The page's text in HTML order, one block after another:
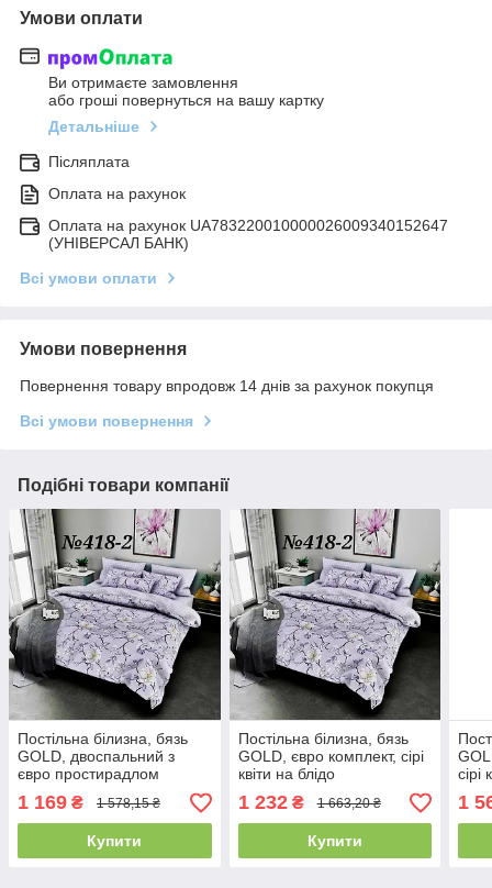
Умови оплати
Ви отримаєте замовлення
або гроші повернуться на вашу картку
Детальніше
Післяплата
Оплата на рахунок
Оплата на рахунок UA783220010000026009340152647
(УНІВЕРСАЛ БАНК)
Всі умови оплати
Умови повернення
Повернення товару впродовж 14 днів за рахунок покупця
Всі умови повернення
Подібні товари компанії
Постільна білизна, бязь
GOLD, двоспальний з
євро простирадлом
комплект, сірі квіти на
блідо фіолетовому
компаньйоні
1 169 ₴ 1 578,15 ₴
Купити
Постільна білизна, бязь
GOLD, євро комплект, сірі
квіти на блідо
фіолетовому фоні
компаньйон
1 232₴ 1 663,20 ₴
Купити
сірі
1